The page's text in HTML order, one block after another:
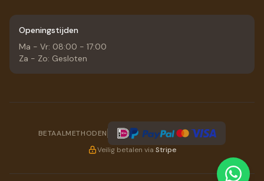
Openingstijden
Ma - Vr: 08:00 - 17:00
Za - Zo: Gesloten
BETAALMETHODEN
Veilig betalen via Stripe